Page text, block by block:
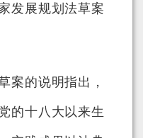
发展规划法草案
的说明指出，
的十八大以来生